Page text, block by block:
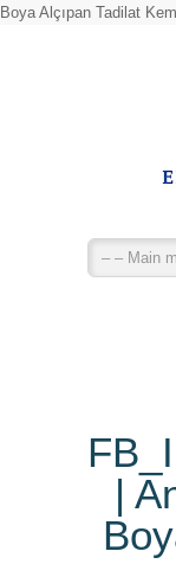
Boya Alçıpan Tadilat
|